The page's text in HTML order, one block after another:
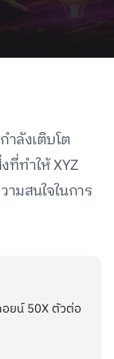
ลังเติบโต
ที่ทำให้ XYZ
มสนใจในการ
อยน์ 50X ตัวต่อ